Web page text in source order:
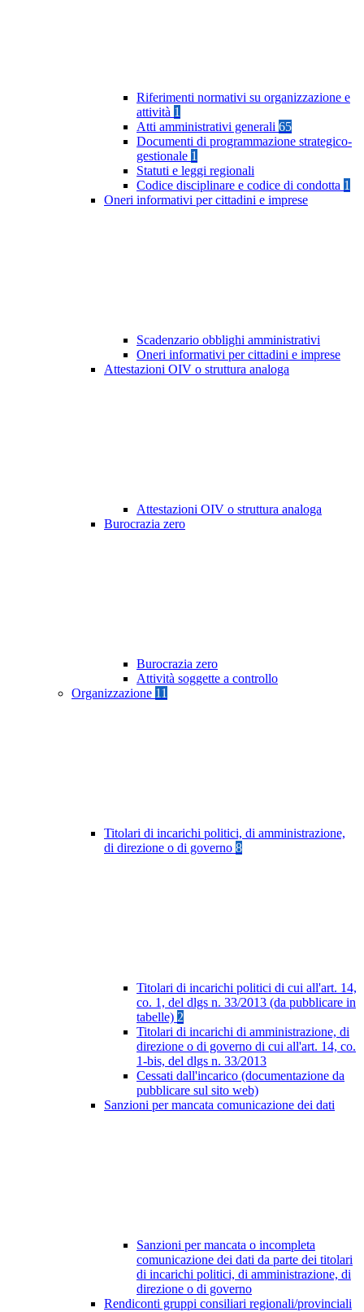
Riferimenti normativi su organizzazione e
attività 1
Atti amministrativi generali 65
Documenti di programmazione strategico-
gestionale 1
Statuti e leggi regionali
Codice disciplinare e codice di condotta 1
Oneri informativi per cittadini e imprese
Scadenzario obblighi amministrativi
Oneri informativi per cittadini e imprese
Attestazioni OIV o struttura analoga
Attestazioni OIV o struttura analoga
Burocrazia zero
Burocrazia zero
Attività soggette a controllo
Organizzazione 11
Titolari di incarichi politici, di amministrazione,
di direzione o di governo 8
Titolari di incarichi politici di cui all'art. 14,
co. 1, del dlgs n. 33/2013 (da pubblicare in
tabelle) 2
Titolari di incarichi di amministrazione, di
direzione o di governo di cui all'art. 14, co.
1-bis, del dlgs n. 33/2013
Cessati dall'incarico (documentazione da
pubblicare sul sito web)
Sanzioni per mancata comunicazione dei dati
Sanzioni per mancata o incompleta
comunicazione dei dati da parte dei titolari
di incarichi politici, di amministrazione, di
direzione o di governo
Rendiconti gruppi consiliari regionali/provinciali